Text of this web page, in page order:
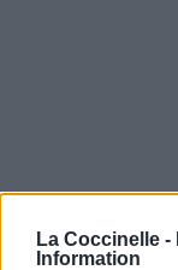
La Coccinelle -
Information